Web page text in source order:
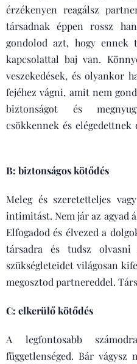
érzékenyen reagálsz
társadnak éppen rossz
gondolod azt, hogy ennek
kapcsolattal baj van.
veszekedések, és olyankor
fejéhez vágni, amit nem
biztonságot és
csökkennek és elégedettnek
B: biztonságos kötődés
Meleg és szeretetteljes
intimitást. Nem jár az agyad
Elfogadod és élvezed a
társadra és tudsz olvasni
szükségleteidet világosan
megosztod partnereddel.
C: elkerülő kötődés
A legfontosabb
függetlenséged. Bár vágysz